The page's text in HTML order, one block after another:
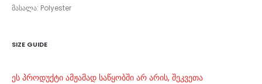
მასალა: Polyester
SIZE GUIDE
ეს პროდუქტი ამჟამად საწყობში არ არის, შეკვეთა